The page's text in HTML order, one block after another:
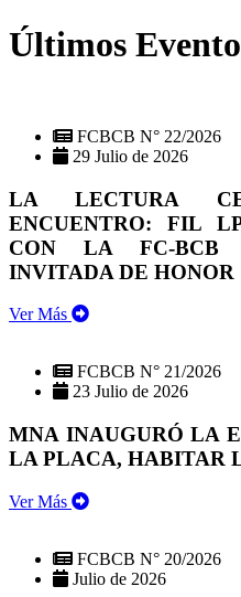
Últimos
FCBCB N° 22/2026
29 Julio de 2026
LA LECTURA
ENCUENTRO: FIL
CON LA FC-BCB
INVITADA DE HONOR
Ver Más
FCBCB N° 21/2026
23 Julio de 2026
MNA INAUGURÓ LA
LA PLACA, HABITAR
Ver Más
FCBCB N° 20/2026
Julio de 2026